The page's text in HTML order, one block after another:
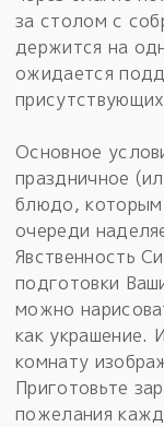
за столом с
держится на
ожидается
Основное
праздничное
блюдо,
очереди
Явственность
подготовки
можно
как украшение.
комнату
Приготовьте
пожелания